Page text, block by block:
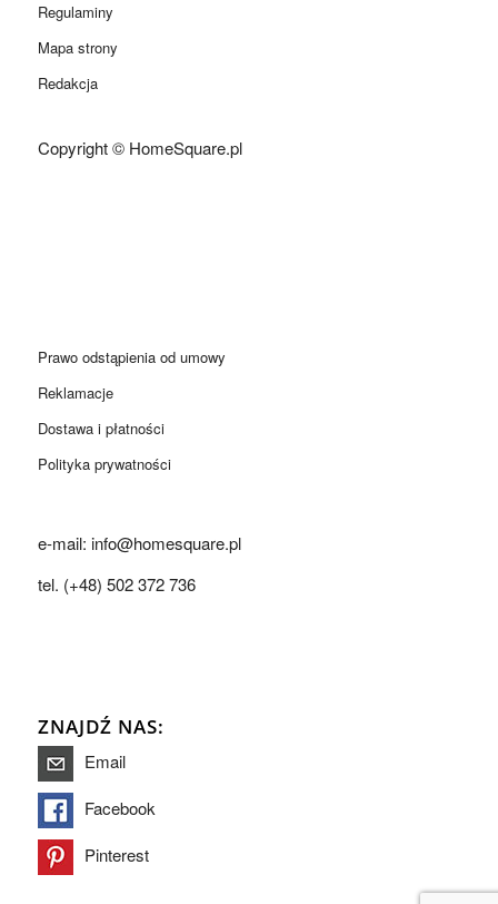
Regulaminy
Mapa strony
Redakcja
Copyright © HomeSquare.pl
Prawo odstąpienia od umowy
Reklamacje
Dostawa i płatności
Polityka prywatności
e-mail: info@homesquare.pl
tel. (+48) 502 372 736
ZNAJDŹ NAS:
Email
Facebook
Pinterest